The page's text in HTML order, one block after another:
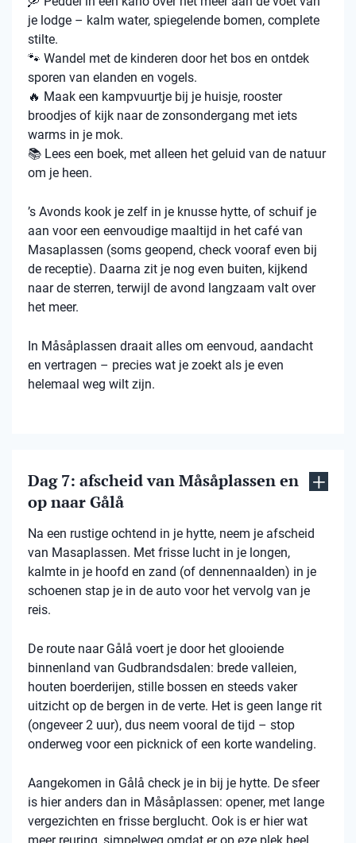
je lodge – kalm water, spiegelende bomen, complete
stilte.
🐾 Wandel met de kinderen door het bos en ontdek
sporen van elanden en vogels.
🔥 Maak een kampvuurtje bij je huisje, rooster
broodjes of kijk naar de zonsondergang met iets
warms in je mok.
📚 Lees een boek, met alleen het geluid van de natuur
om je heen.
’s Avonds kook je zelf in je knusse hytte, of schuif je
aan voor een eenvoudige maaltijd in het café van
Masaplassen (soms geopend, check vooraf even bij
de receptie). Daarna zit je nog even buiten, kijkend
naar de sterren, terwijl de avond langzaam valt over
het meer.
In Måsåplassen draait alles om eenvoud, aandacht
en vertragen – precies wat je zoekt als je even
helemaal weg wilt zijn.
Dag 7: afscheid van Måsåplassen en
op naar Gålå
Na een rustige ochtend in je hytte, neem je afscheid
van Masaplassen. Met frisse lucht in je longen,
kalmte in je hoofd en zand (of dennennaalden) in je
schoenen stap je in de auto voor het vervolg van je
reis.
De route naar Gålå voert je door het glooiende
binnenland van Gudbrandsdalen: brede valleien,
houten boerderijen, stille bossen en steeds vaker
uitzicht op de bergen in de verte. Het is geen lange rit
(ongeveer 2 uur), dus neem vooral de tijd – stop
onderweg voor een picknick of een korte wandeling.
Aangekomen in Gålå check je in bij je hytte. De sfeer
is hier anders dan in Måsåplassen: opener, met lange
vergezichten en frisse berglucht. Ook is er hier wat